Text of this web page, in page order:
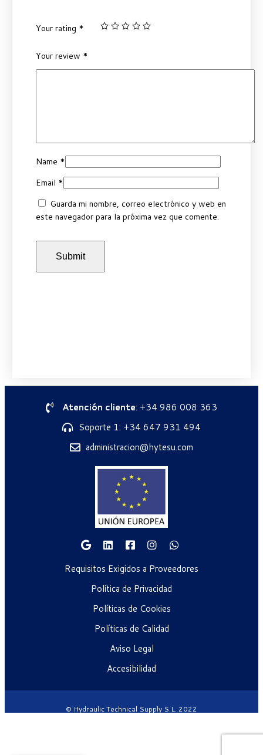
Your rating *
Your review *
Name *
Email *
Guarda mi nombre, correo electrónico y web en
este navegador para la próxima vez que comente.
Atención cliente: +34 986 008 363
Soporte 1: +34 647 931 494
administracion@hytesu.com
Requisitos Exigidos a Proveedores
Política de Privacidad
Políticas de Cookies
Políticas de Calidad
Aviso Legal
Accesibilidad
© Hydraulic Technical Supply S.L. 2022